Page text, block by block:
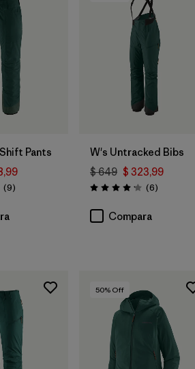
Pants
/ 5
(9Comentarios
)
W's Untracked Bibs
$ 649 $ 323,99
Valoración: 4.2 / 5
(6)
Compara
50% Off